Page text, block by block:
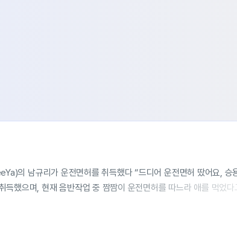
의 남규리가 운전면허를 취득했다 “드디어 운전면허 땄어요, 승
득했으며, 현재 음반작업 중 짬짬이 운전면허를 따느라 애를 먹었다
기뻐했다. 한 번에 딸 수 있어서 정말 기쁘다. 꾸준히 더 열심히 연습